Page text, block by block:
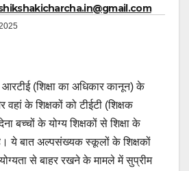
(शिक्षा का अधिकार कानून) के
के शिक्षकों को टीईटी (शिक्षक
बच्चों के योग्य शिक्षकों से शिक्षा के
ये बात अल्पसंख्यक स्कूलों के शिक्षकों
योग्यता से बाहर रखने के मामले में सुप्रीम